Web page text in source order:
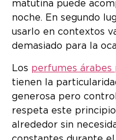
matutina puede
noche. En segundo
usarlo en contextos
demasiado para la
Los perfumes árabes
tienen la
generosa pero
respeta este
alrededor sin